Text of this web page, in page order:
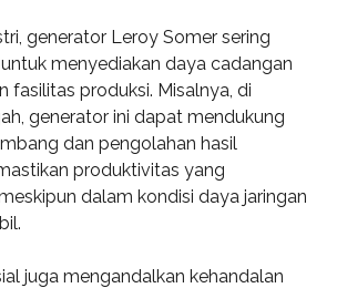
generator Leroy Somer sering
menyediakan daya cadangan
fasilitas produksi. Misalnya, di
generator ini dapat mendukung
dan pengolahan hasil
produktivitas yang
dalam kondisi daya jaringan
juga mengandalkan kehandalan